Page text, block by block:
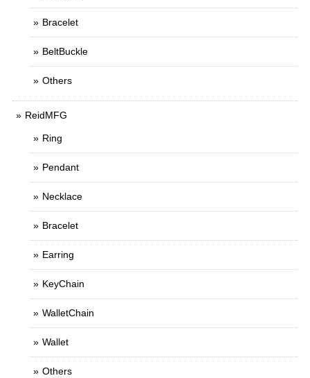
Bracelet
BeltBuckle
Others
ReidMFG
Ring
Pendant
Necklace
Bracelet
Earring
KeyChain
WalletChain
Wallet
Others